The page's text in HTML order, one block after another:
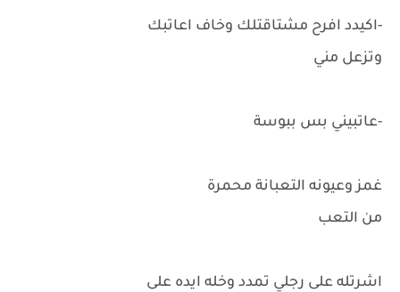
-اكيدد افرح مشتاقتلك وخاف اعاتبك
وتزعل مني
-عاتبيني بس ببوسة
غمز وعيونه التعبانة محمرة
من التعب
اشرتله على رجلي تمدد وخله ايده على